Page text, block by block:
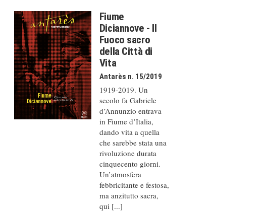
Fiume
Diciannove - Il
Fuoco sacro
della Città di
Vita
Antarès n. 15/2019
1919-2019. Un
secolo fa Gabriele
d’Annunzio entrava
in Fiume d’Italia,
dando vita a quella
che sarebbe stata una
rivoluzione durata
cinquecento giorni.
Un’atmosfera
febbricitante e festosa,
ma anzitutto sacra,
qui [...]